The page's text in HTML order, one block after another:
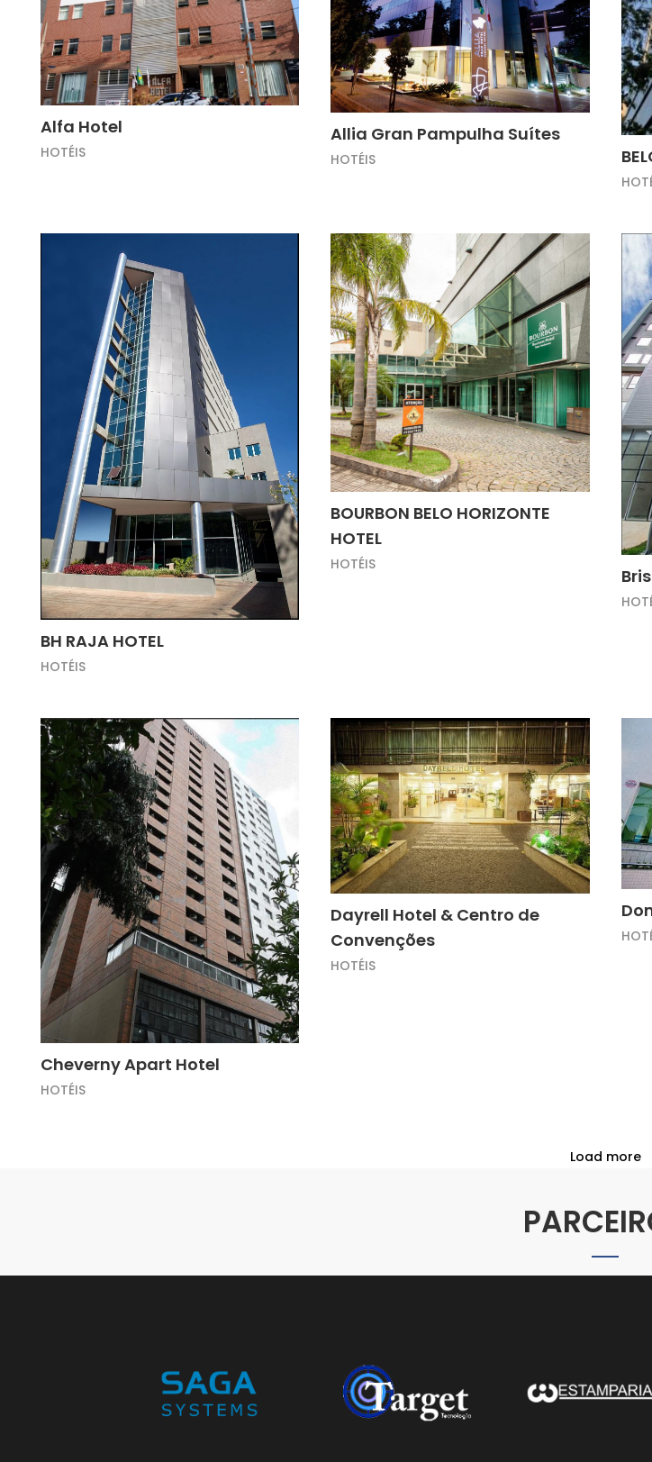
Alfa Hotel
HOTÉIS
Allia Gran Pampulha Suítes
HOTÉIS
BH RAJA HOTEL
HOTÉIS
BOURBON BELO HORIZONTE
HOTEL
HOTÉIS
Cheverny Apart Hotel
HOTÉIS
Dayrell Hotel & Centro de
Convenções
HOTÉIS
Load more